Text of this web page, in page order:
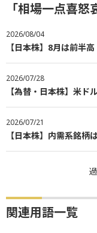
「相場一点喜
2026/08/04
【日本株】8月は前半
2026/07/28
【為替・日本株】米
2026/07/21
【日本株】内需系銘柄
関連用語一覧